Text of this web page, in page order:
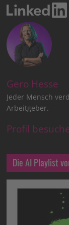
Gero Hesse
Jeder Mensch
Arbeitgeber.
Profil
Die AI Playlist